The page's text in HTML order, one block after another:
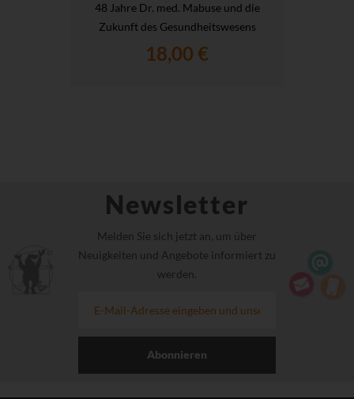
48 Jahre Dr. med. Mabuse und die
Zukunft des Gesundheitswesens
18,00 €
Newsletter
Melden Sie sich jetzt an, um über
Neuigkeiten und Angebote informiert zu
werden.
Abonnieren